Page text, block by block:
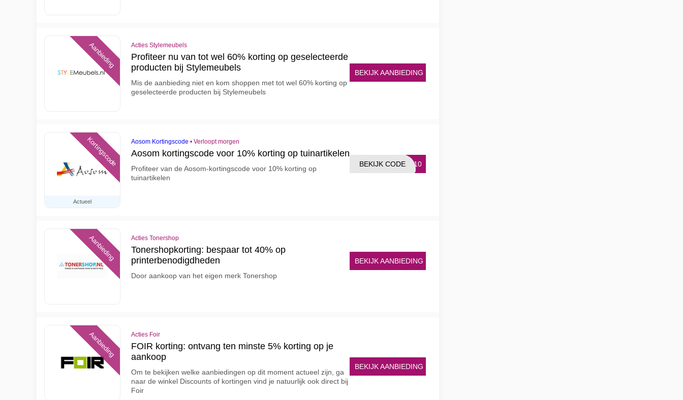
Aanbieding Acties Stylemeubels
Profiteer nu van tot wel 60% korting op geselecteerde
producten bij Stylemeubels
Mis de aanbieding niet en kom shoppen met tot wel 60% korting op
geselecteerde producten bij Stylemeubels
BEKIJK AANBIEDING
Actueel
Kortingscode Aosom Kortingscode • Verloopt morgen
Aosom kortingscode voor 10% korting op tuinartikelen
Profiteer van de Aosom-kortingscode voor 10% korting op
tuinartikelen
EN10
BEKIJK CODE
Aanbieding Acties Tonershop
Tonershopkorting: bespaar tot 40% op
printerbenodigdheden
Door aankoop van het eigen merk Tonershop
BEKIJK AANBIEDING
Aanbieding Acties Foir
FOIR korting: ontvang ten minste 5% korting op je
aankoop
Om te bekijken welke aanbiedingen op dit moment actueel zijn, ga
naar de winkel Discounts of kortingen vind je natuurlijk ook direct bij
Foir
BEKIJK AANBIEDING